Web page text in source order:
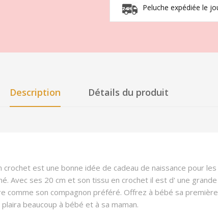
Peluche expédiée le
Description Détails du produit
est une bonne idée de cadeau de naissance pour
Avec ses 20 cm et son tissu en crochet il est d' une
comme son compagnon préféré. Offrez à bébé sa
beaucoup à bébé et à sa maman.